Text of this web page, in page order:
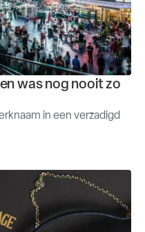
was nog nooit zo
in een verzadigd